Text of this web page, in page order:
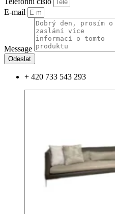
E-mail
Message
Odeslat
+ 420 733 543 293